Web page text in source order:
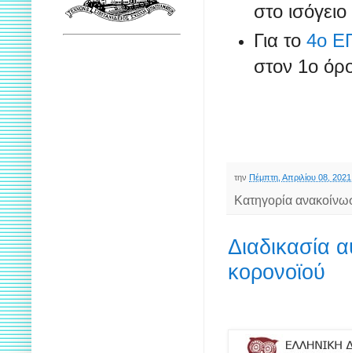
στο
Για το 4ο
στον 1ο
την Πέμπτη, Απριλίου 08, 2021
Κατηγορία
Διαδικασία
κορονοϊού